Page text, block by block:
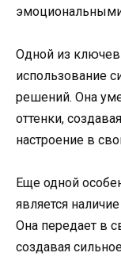
Одной из
использование
решений. Она
оттенки,
настроение в
Еще одной
является
Она передает в
создавая